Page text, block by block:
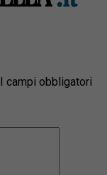
I campi obbligatori